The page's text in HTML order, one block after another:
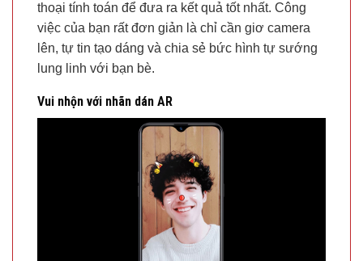
thoại tính toán để đưa ra kết quả tốt nhất. Công
việc của bạn rất đơn giản là chỉ cần giơ camera
lên, tự tin tạo dáng và chia sẻ bức hình tự sướng
lung linh với bạn bè.
Vui nhộn với nhãn dán AR